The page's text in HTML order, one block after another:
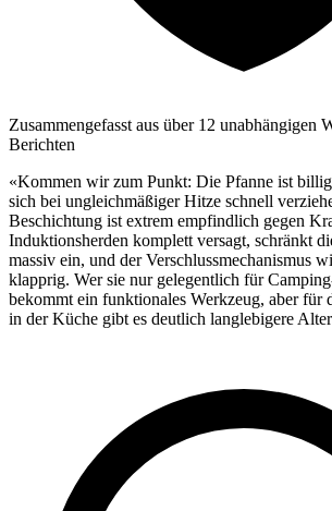
Zusammengefasst aus über 12 unabhängigen
Berichten
«Kommen wir zum Punkt: Die Pfanne ist
sich bei ungleichmäßiger Hitze schnell
Beschichtung ist extrem empfindlich gegen
Induktionsherden komplett versagt, schränkt
massiv ein, und der Verschlussmechanismus
klapprig. Wer sie nur gelegentlich für
bekommt ein funktionales Werkzeug, aber für
in der Küche gibt es deutlich langlebigere